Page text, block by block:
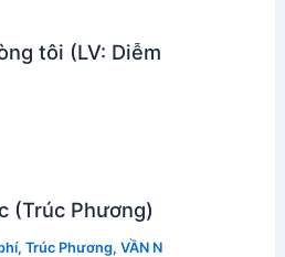
tôi (LV: Diễm
(Trúc Phương)
, Trúc Phương, VẦN N